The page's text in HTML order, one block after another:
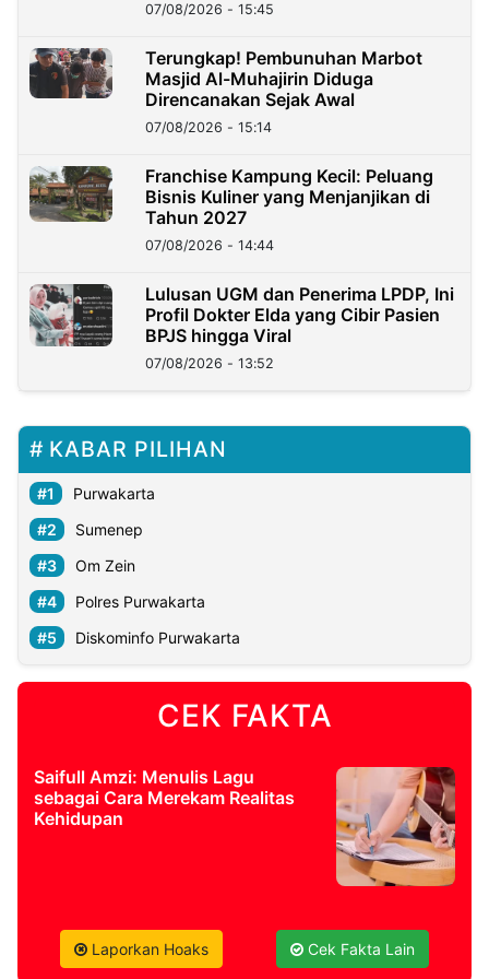
07/08/2026 - 15:45
Terungkap! Pembunuhan Marbot
Masjid Al-Muhajirin Diduga
Direncanakan Sejak Awal
07/08/2026 - 15:14
Franchise Kampung Kecil: Peluang
Bisnis Kuliner yang Menjanjikan di
Tahun 2027
07/08/2026 - 14:44
Lulusan UGM dan Penerima LPDP, Ini
Profil Dokter Elda yang Cibir Pasien
BPJS hingga Viral
07/08/2026 - 13:52
KABAR PILIHAN
Purwakarta
Sumenep
Om Zein
Polres Purwakarta
Diskominfo Purwakarta
CEK FAKTA
Saifull Amzi: Menulis Lagu
sebagai Cara Merekam Realitas
Kehidupan
Laporkan Hoaks Cek Fakta Lain